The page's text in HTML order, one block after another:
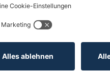
zu kümmern.
auf einem
in Aktien oder